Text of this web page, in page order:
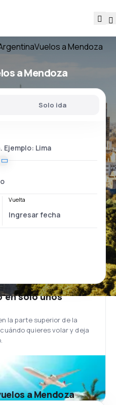
Vuelos a Mendoza
a Mendoza
Solo ida
Vuelta
en solo unos
la parte superior de la
quieres volar y deja
a Mendoza